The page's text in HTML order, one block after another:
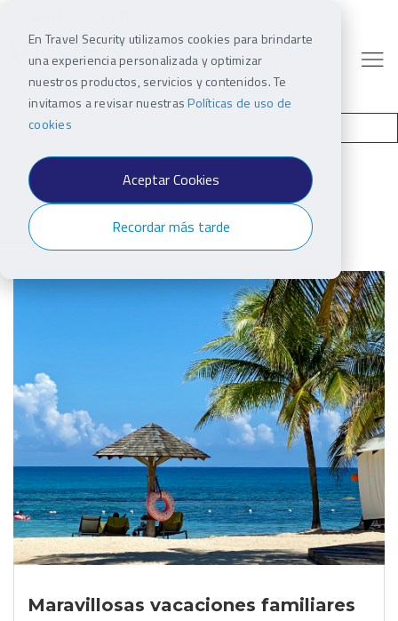
En Travel Security utilizamos cookies para brindarte
una experiencia personalizada y optimizar
nuestros productos, servicios y contenidos. Te
invitamos a revisar nuestrasPolíticas de uso de
cookies
Aceptar Cookies
Recordar más tarde
Maravillosas vacaciones familiares